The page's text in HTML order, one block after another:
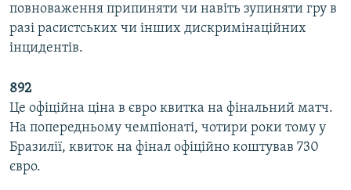
повноваження припиняти чи навіть зупиняти гру в
разі расистських чи інших дискримінаційних
інцидентів.
892
Це офіційна ціна в євро квитка на фінальний матч.
На попередньому чемпіонаті, чотири роки тому у
Бразилії, квиток на фінал офіційно коштував 730
євро.